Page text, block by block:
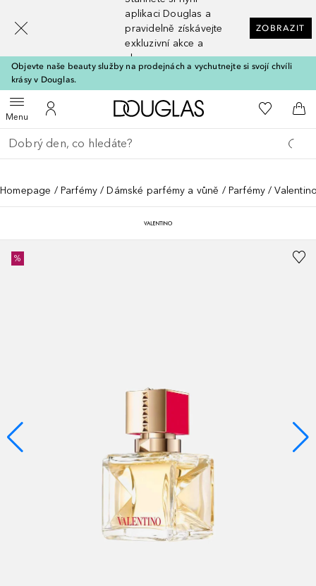
aplikaci Douglas a
pravidelně získávejte
exkluzivní akce a
slevy
ZOBRAZIT
Objevte naše beauty služby na prodejnách a vychutnejte si svojí chvíli
krásy v Douglas.
MenuOtevřít menuK mému účtu
Domů K mému
Do
Vraťte se
Proveďte vyhledávání
Homepage Parfémy Dámské parfémy a vůně Parfémy
%
[navigation.slideout.screenreader]